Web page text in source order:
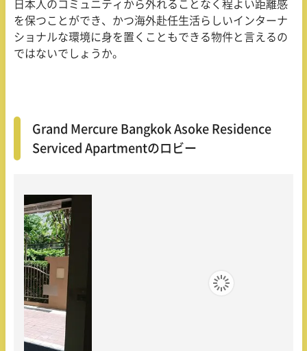
日本人のコミュニティから外れることなく程よい距離感
を保つことができ、かつ海外赴任生活らしいインターナ
ショナルな環境に身を置くこともできる物件と言えるの
ではないでしょうか。
Grand Mercure Bangkok Asoke Residence
Serviced Apartmentのロビー